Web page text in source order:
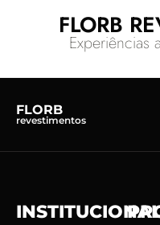
FLORB
Experiências
FLORB
revestimentos